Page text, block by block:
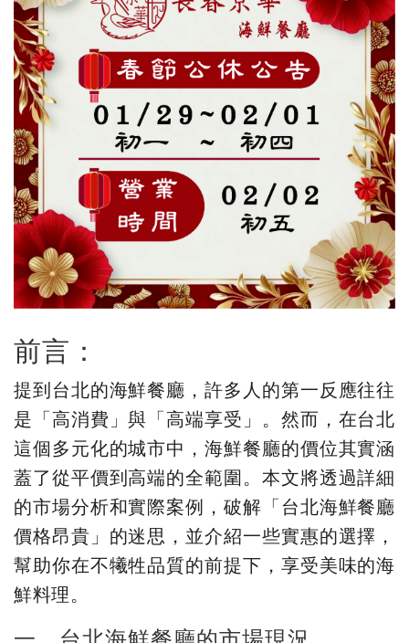
前言：
提到台北的海鮮餐廳，許多人的第一反應往往
是「高消費」與「高端享受」。然而，在台北
這個多元化的城市中，海鮮餐廳的價位其實涵
蓋了從平價到高端的全範圍。本文將透過詳細
的市場分析和實際案例，破解「台北海鮮餐廳
價格昂貴」的迷思，並介紹一些實惠的選擇，
幫助你在不犧牲品質的前提下，享受美味的海
鮮料理。